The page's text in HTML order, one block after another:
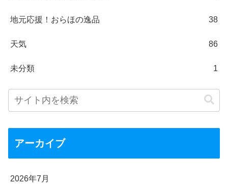
地元応援！おらほの逸品 38
天気 86
未分類 1
アーカイブ
2026年7月